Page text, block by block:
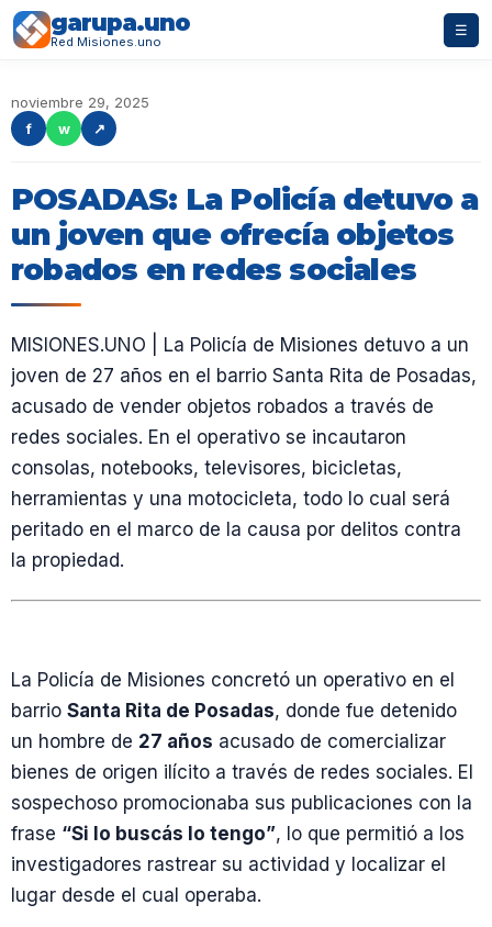
garupa.uno
Red Misiones.uno
☰
noviembre 29, 2025
f
w ↗
POSADAS: La Policía detuvo a
un joven que ofrecía objetos
robados en redes sociales
MISIONES.UNO | La Policía de Misiones detuvo a un
joven de 27 años en el barrio Santa Rita de Posadas,
acusado de vender objetos robados a través de
redes sociales. En el operativo se incautaron
consolas, notebooks, televisores, bicicletas,
herramientas y una motocicleta, todo lo cual será
peritado en el marco de la causa por delitos contra
la propiedad.
La Policía de Misiones concretó un operativo en el
barrio Santa Rita de Posadas, donde fue detenido
un hombre de 27 años acusado de comercializar
bienes de origen ilícito a través de redes sociales. El
sospechoso promocionaba sus publicaciones con la
frase “Si lo buscás lo tengo”, lo que permitió a los
investigadores rastrear su actividad y localizar el
lugar desde el cual operaba.